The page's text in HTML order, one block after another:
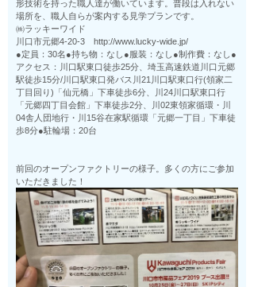
形技術を持った職人達が働いています。普段は入れない
場所を、職人自らが案内する見学プランです。
㈱ラッキーワイド
川口市元郷4-20-3 http://www.lucky-wide.jp/
●定員：30名●持ち物：なし●服装：なし●制作費：なし●
アクセス：川口駅東口徒歩25分、埼玉高速鉄道川口元郷
駅徒歩15分/川口駅東口発バス川21川口駅東口行(領家二
丁目回り)「仙元橋」下車徒歩6分、川24川口駅東口行
「元郷四丁目会館」下車徒歩2分、川02東領家循環・川
04舎人団地行・川15谷在家駅循環「元郷一丁目」下車徒
歩8分●駐輪場：20台
前回のオープンファクトリーの様子。多くの方にご参加
いただきました！